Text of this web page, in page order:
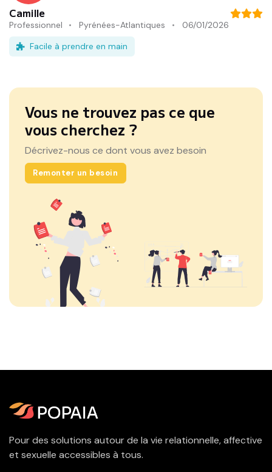
Camille
Professionnel Pyrénées-Atlantiques 06/01/2026
Facile à prendre en main
Vous ne trouvez pas ce que
vous cherchez ?
Décrivez-nous ce dont vous avez besoin
Remonter un besoin
Pour des solutions autour de la vie relationnelle, affective
et sexuelle accessibles à tous.